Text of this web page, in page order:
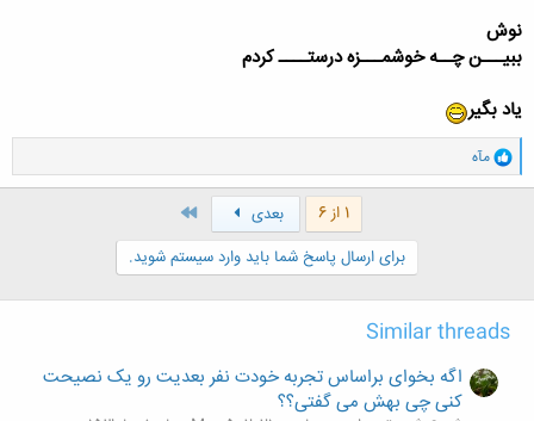
نوش
ببیـــن چــه خوشمـــزه درستــــ کردم
یاد بگیر
و
ا
ک
مآه
1 از 6 بعدی
برای ارسال پاسخ شما باید وارد سیستم شوید.
Similar threads
اگه بخوای براساس تجربه خودت نفر بعدیت رو یک نصیحت
کنی چی بهش می گفتی؟؟